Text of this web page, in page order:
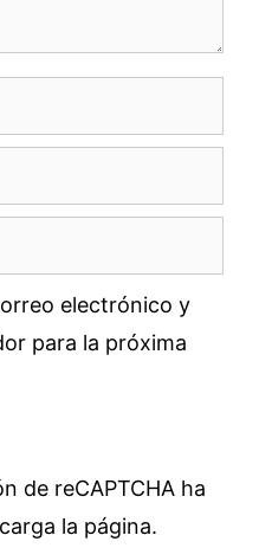
electrónico y
para la próxima
de reCAPTCHA ha
la página.